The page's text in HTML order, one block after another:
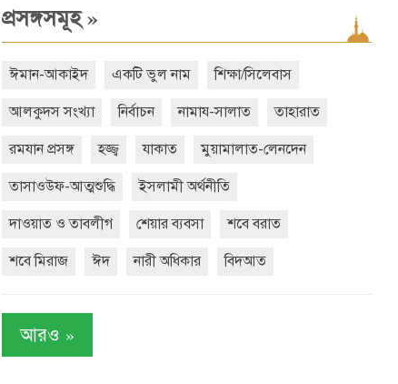
প্রসঙ্গসমূহ»
ঈমান-আকাইদ একটি ভুল নাম শিক্ষা/সিলেবাস
আলকুদস সংখ্যা নির্বাচন নামায-সালাত তাহারাত
রমযান প্রসঙ্গ হজ্জ্ব যাকাত মুয়ামালাত-লেনদেন
তাসাওউফ-আত্মশুদ্ধি ইসলামী অর্থনীতি
দাওয়াত ও তাবলীগ শেয়ার ব্যবসা শবে বরাত
শবে মিরাজ ঈদ নারী অধিকার বিদআত
আরও »